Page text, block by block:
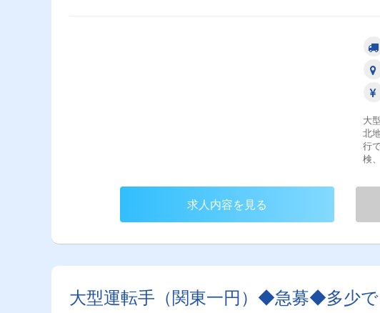
大
北
行
検
や
「働
期
求人内容を見る
大型運転手（関東一円）◆急募◆多少